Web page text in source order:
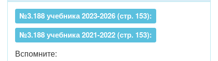
№3.188 учебника 2023-2026 (стр. 153):
№3.188 учебника 2021-2022 (стр. 153):
Вспомните: